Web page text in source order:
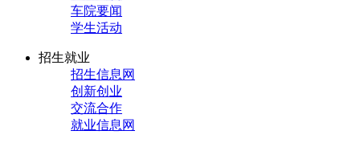
车院要闻
学生活动
招生就业
招生信息网
创新创业
交流合作
就业信息网